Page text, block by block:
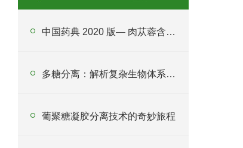
中国药典 2020 版— 肉苁蓉含量测定
多糖分离：解析复杂生物体系的关键技术
葡聚糖凝胶分离技术的奇妙旅程